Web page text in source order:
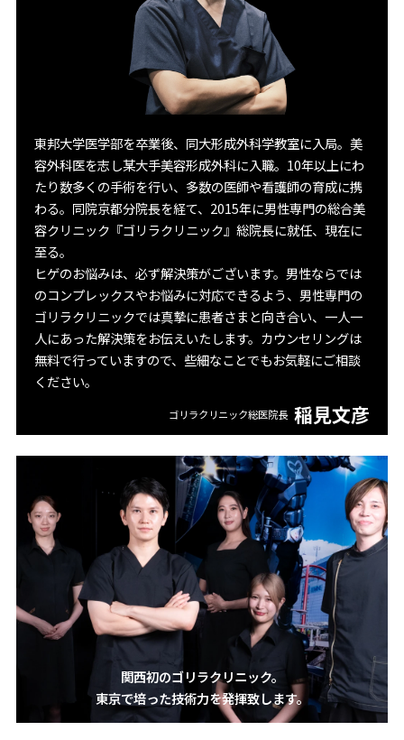
東邦大学医学部を卒業後、同大形成外科学教室に入局。美
容外科医を志し某大手美容形成外科に入職。10年以上にわ
たり数多くの手術を行い、多数の医師や看護師の育成に携
わる。同院京都分院長を経て、2015年に男性専門の総合美
容クリニック『ゴリラクリニック』総院長に就任、現在に
至る。
ヒゲのお悩みは、必ず解決策がございます。男性ならでは
のコンプレックスやお悩みに対応できるよう、男性専門の
ゴリラクリニックでは真摯に患者さまと向き合い、一人一
人にあった解決策をお伝えいたします。カウンセリングは
無料で行っていますので、些細なことでもお気軽にご相談
ください。
ゴリラクリニック総医院長 稲見文彦
関西初のゴリラクリニック。
東京で培った技術力を発揮致します。